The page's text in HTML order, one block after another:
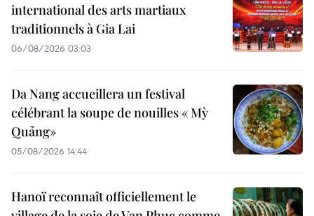
international des arts martiaux
traditionnels à Gia Lai
06/08/2026 03:03
Da Nang accueillera un festival
célébrant la soupe de nouilles « Mỳ
Quảng»
05/08/2026 14:44
Hanoï reconnaît officiellement le